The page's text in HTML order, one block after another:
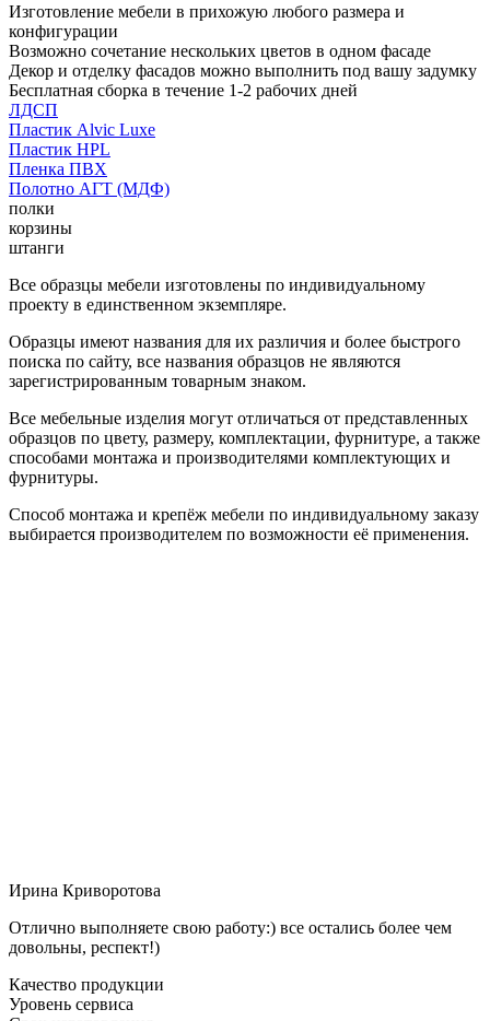
Изготовление мебели в прихожую любого размера и
конфигурации
Возможно сочетание нескольких цветов в одном фасаде
Декор и отделку фасадов можно выполнить под вашу задумку
Бесплатная сборка в течение 1-2 рабочих дней
ЛДСП
Пластик Alvic Luxe
Пластик HPL
Пленка ПВХ
Полотно АГТ (МДФ)
полки
корзины
штанги
Все образцы мебели изготовлены по индивидуальному
проекту в единственном экземпляре.
Образцы имеют названия для их различия и более быстрого
поиска по сайту, все названия образцов не являются
зарегистрированным товарным знаком.
Все мебельные изделия могут отличаться от представленных
образцов по цвету, размеру, комплектации, фурнитуре, а также
способами монтажа и производителями комплектующих и
фурнитуры.
Способ монтажа и крепёж мебели по индивидуальному заказу
выбирается производителем по возможности её применения.
Ирина Криворотова
Отлично выполняете свою работу:) все остались более чем
довольны, респект!)
Качество продукции
Уровень сервиса